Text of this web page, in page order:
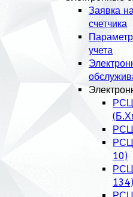
Заявка
счетчика
учета
РСЦ
РСЦ
РСЦ
10)
РСЦ
134)